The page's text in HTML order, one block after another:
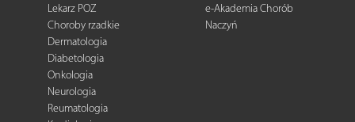
Lekarz POZ
Choroby rzadkie
Dermatologia
Diabetologia
Onkologia
Neurologia
Reumatologia
e-Akademia Chorób
Naczyń